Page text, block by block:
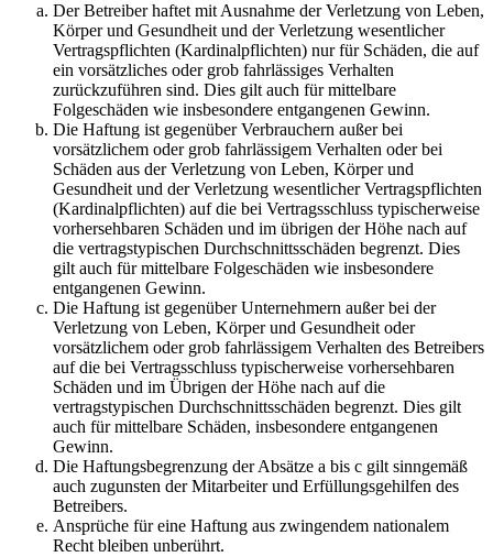
Der Betreiber haftet mit Ausnahme der Verletzung von Leben,
Körper und Gesundheit und der Verletzung wesentlicher
Vertragspflichten (Kardinalpflichten) nur für Schäden, die auf
ein vorsätzliches oder grob fahrlässiges Verhalten
zurückzuführen sind. Dies gilt auch für mittelbare
Folgeschäden wie insbesondere entgangenen Gewinn.
Die Haftung ist gegenüber Verbrauchern außer bei
vorsätzlichem oder grob fahrlässigem Verhalten oder bei
Schäden aus der Verletzung von Leben, Körper und
Gesundheit und der Verletzung wesentlicher Vertragspflichten
(Kardinalpflichten) auf die bei Vertragsschluss typischerweise
vorhersehbaren Schäden und im übrigen der Höhe nach auf
die vertragstypischen Durchschnittsschäden begrenzt. Dies
gilt auch für mittelbare Folgeschäden wie insbesondere
entgangenen Gewinn.
Die Haftung ist gegenüber Unternehmern außer bei der
Verletzung von Leben, Körper und Gesundheit oder
vorsätzlichem oder grob fahrlässigem Verhalten des Betreibers
auf die bei Vertragsschluss typischerweise vorhersehbaren
Schäden und im Übrigen der Höhe nach auf die
vertragstypischen Durchschnittsschäden begrenzt. Dies gilt
auch für mittelbare Schäden, insbesondere entgangenen
Gewinn.
Die Haftungsbegrenzung der Absätze a bis c gilt sinngemäß
auch zugunsten der Mitarbeiter und Erfüllungsgehilfen des
Betreibers.
Ansprüche für eine Haftung aus zwingendem nationalem
Recht bleiben unberührt.